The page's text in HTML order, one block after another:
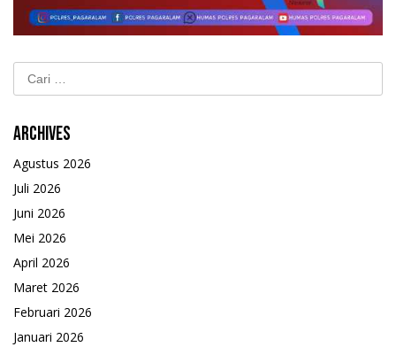
Cari
untuk:
Archives
Agustus 2026
Juli 2026
Juni 2026
Mei 2026
April 2026
Maret 2026
Februari 2026
Januari 2026